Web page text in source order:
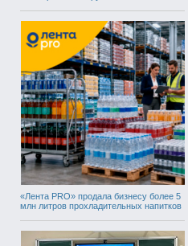
«Лента PRO» продала бизнесу более 5
млн литров прохладительных напитков